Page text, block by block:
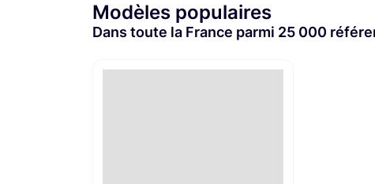
Modèles populaires
Dans toute la France parmi 25 000